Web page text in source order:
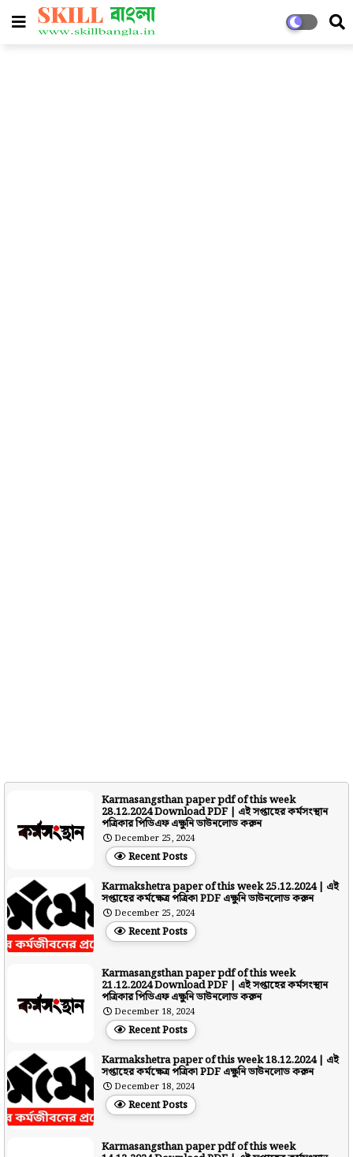
Karmasangsthan paper pdf of this week
28.12.2024 Download PDF | এই সপ্তাহের কর্মসংস্থান
পত্রিকার পিডিএফ এক্ষুনি ডাউনলোড করুন
December 25, 2024
Recent Posts
Karmakshetra paper of this week 25.12.2024 | এই
সপ্তাহের কর্মক্ষেত্র পত্রিকা PDF এক্ষুনি ডাউনলোড করুন
December 25, 2024
Recent Posts
Karmasangsthan paper pdf of this week
21.12.2024 Download PDF | এই সপ্তাহের কর্মসংস্থান
পত্রিকার পিডিএফ এক্ষুনি ডাউনলোড করুন
December 18, 2024
Recent Posts
Karmakshetra paper of this week 18.12.2024 | এই
সপ্তাহের কর্মক্ষেত্র পত্রিকা PDF এক্ষুনি ডাউনলোড করুন
December 18, 2024
Recent Posts
Karmasangsthan paper pdf of this week